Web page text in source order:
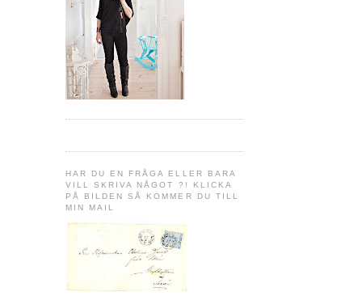
HAR DU EN FRÅGA ELLER BARA
VILL SKRIVA NÅGOT ?! KLICKA
PÅ BILDEN SÅ KOMMER DU TILL
MIN MAIL